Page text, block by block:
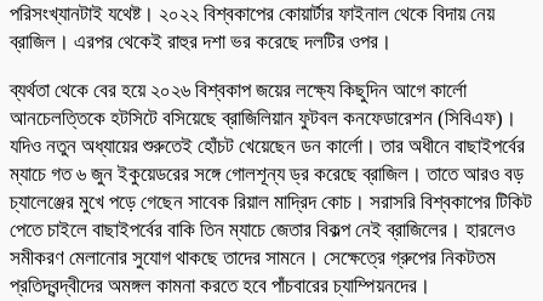
পরিসংখ্যানটাই যথেষ্ট। ২০২২ বিশ্বকাপের কোয়ার্টার ফাইনাল থেকে বিদায় নেয়
ব্রাজিল। এরপর থেকেই রাহুর দশা ভর করেছে দলটির ওপর।
ব্যর্থতা থেকে বের হয়ে ২০২৬ বিশ্বকাপ জয়ের লক্ষ্যে কিছুদিন আগে কার্লো
আনচেলত্তিকে হটসিটে বসিয়েছে ব্রাজিলিয়ান ফুটবল কনফেডারেশন (সিবিএফ)।
যদিও নতুন অধ্যায়ের শুরুতেই হোঁচট খেয়েছেন ডন কার্লো। তার অধীনে বাছাইপর্বের
ম্যাচে গত ৬ জুন ইকুয়েডরের সঙ্গে গোলশূন্য ড্র করেছে ব্রাজিল। তাতে আরও বড়
চ্যালেঞ্জের মুখে পড়ে গেছেন সাবেক রিয়াল মাদ্রিদ কোচ। সরাসরি বিশ্বকাপের টিকিট
পেতে চাইলে বাছাইপর্বের বাকি তিন ম্যাচে জেতার বিকল্প নেই ব্রাজিলের। হারলেও
সমীকরণ মেলানোর সুযোগ থাকছে তাদের সামনে। সেক্ষেত্রে গ্রুপের নিকটতম
প্রতিদ্বন্দ্বীদের অমঙ্গল কামনা করতে হবে পাঁচবারের চ্যাম্পিয়নদের।